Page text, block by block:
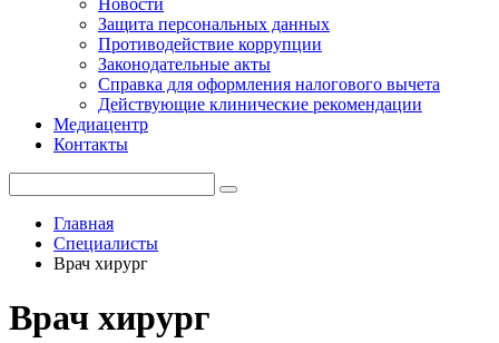
Новости
Защита персональных данных
Противодействие коррупции
Законодательные акты
Справка для оформления налогового вычета
Действующие клинические рекомендации
Медиацентр
Контакты
Главная
Специалисты
Врач хирург
Врач хирург